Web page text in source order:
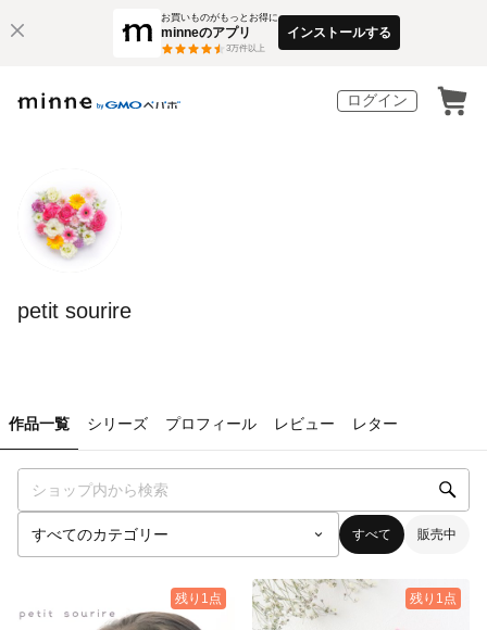
お買いものがもっとお得に
minneのアプリ
3万件以上
インストールする
ログイン
petit sourire
作品一覧 シリーズ プロフィール レビュー レター
すべて 販売中
残り1点 残り1点